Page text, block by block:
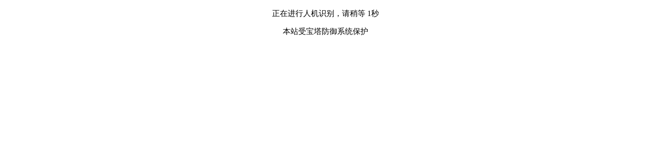
正在进行人机识别，请稍等 1秒
本站受宝塔防御系统保护